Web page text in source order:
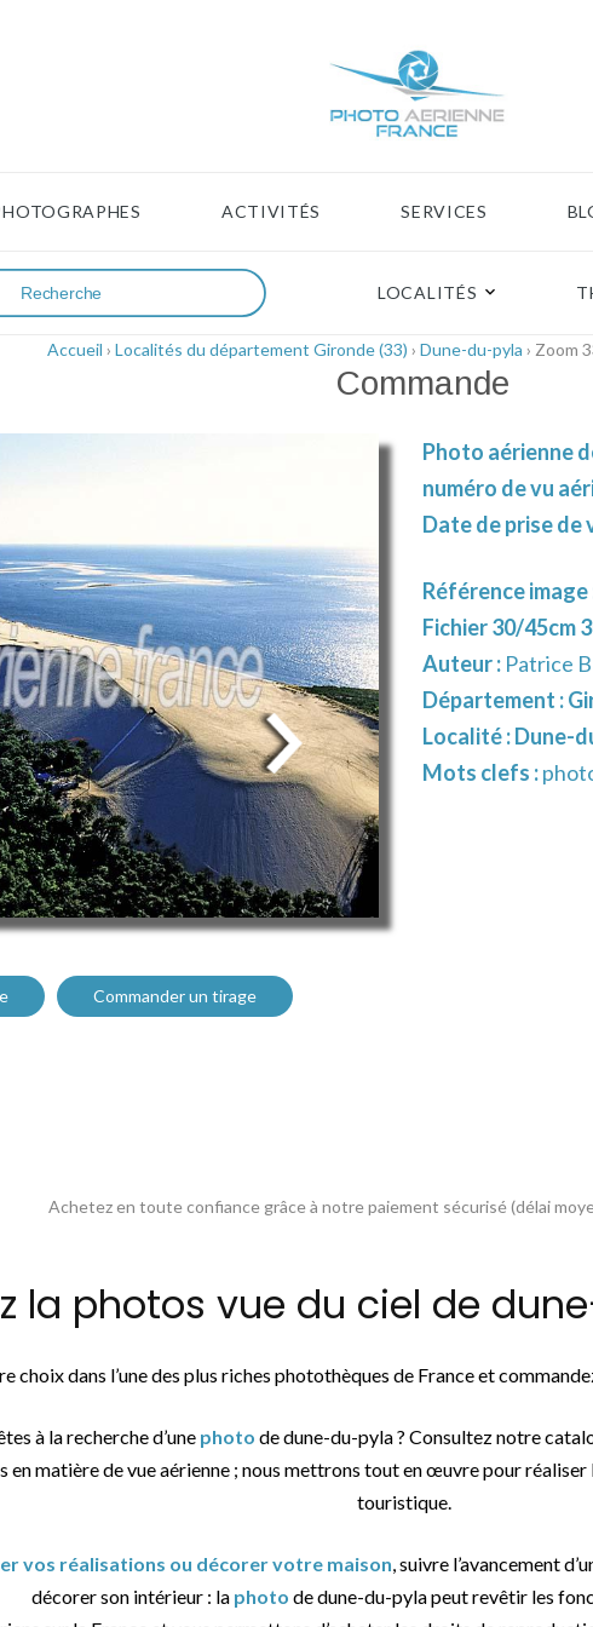
ACTIVITÉS SERVICES
LOCALITÉS
Accueil › Localités du département Gironde (33) › Dune-du-pyla › Zoom
Commande
Commander un tirage
Photo aérienne
numéro de vu
Date de prise de
Référence image
Fichier 30/45cm
Auteur : Patrice
Département :
Localité :Dune-
Mots clefs :
Achetez en toute confiance grâce à notre paiement sécurisé (délai
la photos vue du ciel de
choix dans l’une des plus riches photothèques de France et
à la recherche d’une photo de dune-du-pyla ? Consultez notre
en matière de vue aérienne ; nous mettrons tout en œuvre pour réaliser
touristique.
vos réalisations ou décorer votre maison, suivre l’avancement
décorer son intérieur : la photo de dune-du-pyla peut revêtir les